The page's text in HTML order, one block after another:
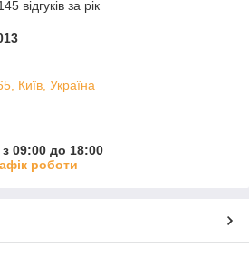
відгуків за рік
Київ, Україна
09:00 до 18:00
роботи